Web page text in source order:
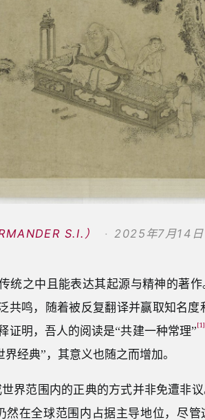
S.I.） 2025年7月14日
统之中且能表达其起源与精神的著
共鸣，随着被反复翻译并赢取知名度
证明，吾人的阅读是“共建一种常理”[1]
经典”，其意义也随之而增加。
界范围内的正典的方式并非免遭非
在全球范围内占据主导地位，尽